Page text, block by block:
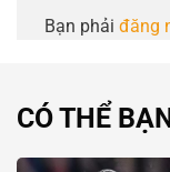
Bạn phải đăng
CÓ THỂ